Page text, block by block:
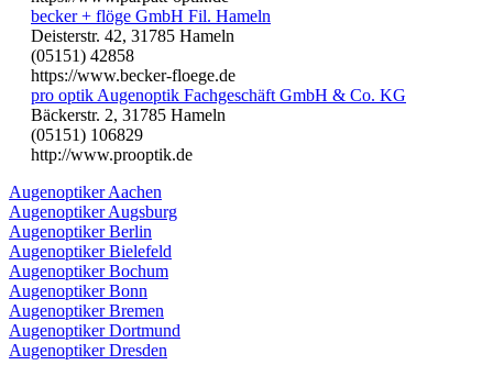
becker + flöge GmbH Fil. Hameln
Deisterstr. 42, 31785 Hameln
(05151) 42858
https://www.becker-floege.de
pro optik Augenoptik Fachgeschäft GmbH & Co. KG
Bäckerstr. 2, 31785 Hameln
(05151) 106829
http://www.prooptik.de
Augenoptiker Aachen
Augenoptiker Augsburg
Augenoptiker Berlin
Augenoptiker Bielefeld
Augenoptiker Bochum
Augenoptiker Bonn
Augenoptiker Bremen
Augenoptiker Dortmund
Augenoptiker Dresden